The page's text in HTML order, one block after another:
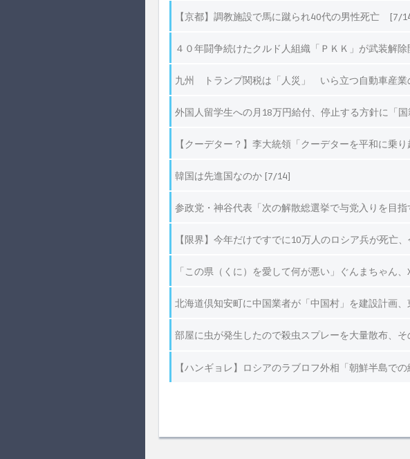
【京都】調教施設で馬に蹴られ40代の男性死亡 [7/
４０年闘争続けたクルド人組織「ＰＫＫ」が武装
九州 トランプ関税は「人災」 いら立つ自動車産業
外国人留学生への月18万円給付、停止する方針に「
【クーデター？】李大統領「クーデターを平和に乗
韓国は先進国なのか [7/14]
参政党・神谷代表「次の解散総選挙で与党入りを目
【限界】今年だけですでに10万人のロシア兵が死亡
「この県（くに）を愛して何が悪い」ぐんまちゃん
北海道倶知安町に中国業者が「中国村」を建設計画
部屋に虫が発生したので殺虫スプレーを大量散布、
【ハンギョレ】ロシアのラブロフ外相「朝鮮半島で